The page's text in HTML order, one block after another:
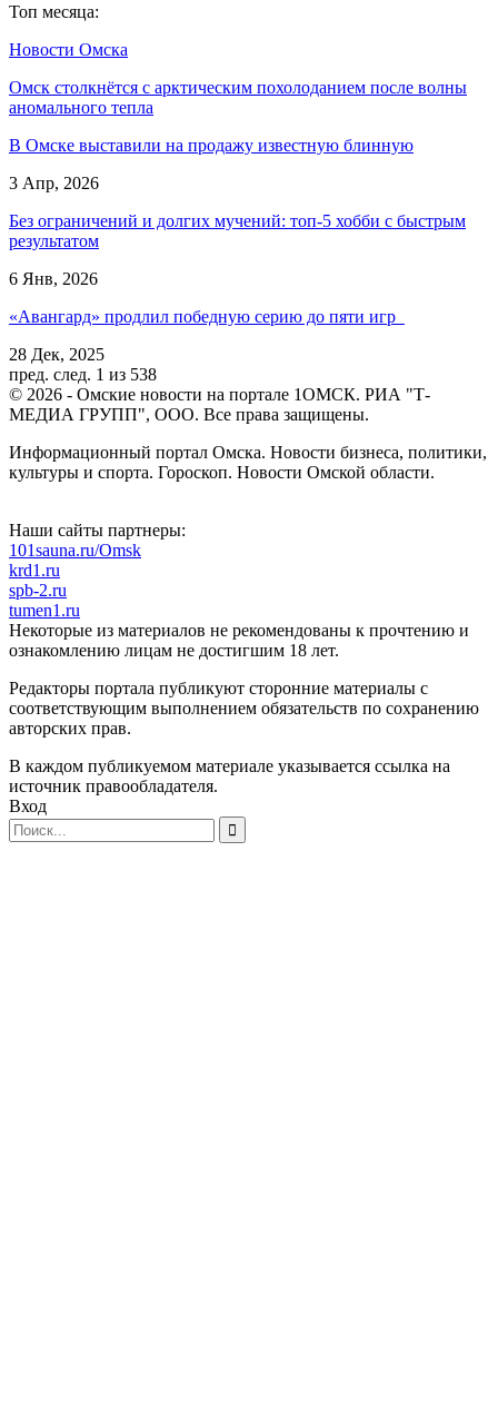
Топ месяца:
Новости Омска
Омск столкнётся с арктическим похолоданием после волны
аномального тепла
В Омске выставили на продажу известную блинную
3 Апр, 2026
Без ограничений и долгих мучений: топ-5 хобби с быстрым
результатом
6 Янв, 2026
«Авангард» продлил победную серию до пяти игр
28 Дек, 2025
пред. след. 1 из 538
© 2026 - Омские новости на портале 1ОМСК. РИА "Т-
МЕДИА ГРУПП", ООО. Все права защищены.
Информационный портал Омска. Новости бизнеса, политики,
культуры и спорта. Гороскоп. Новости Омской области.
Наши сайты партнеры:
101sauna.ru/Omsk
krd1.ru
spb-2.ru
tumen1.ru
Некоторые из материалов не рекомендованы к прочтению и
ознакомлению лицам не достигшим 18 лет.
Редакторы портала публикуют сторонние материалы с
соответствующим выполнением обязательств по сохранению
авторских прав.
В каждом публикуемом материале указывается ссылка на
источник правообладателя.
Вход